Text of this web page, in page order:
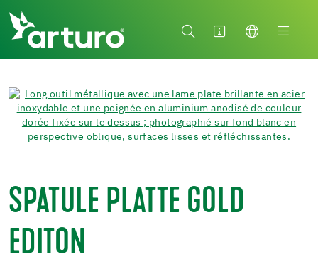
SPATULE PLATTE GOLD
EDITON